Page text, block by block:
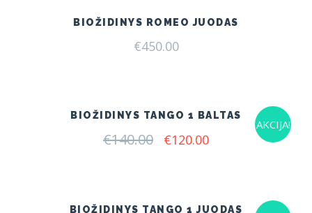
BIOŽIDINYS ROMEO JUODAS
€450.00
AKCIJA!
BIOŽIDINYS TANGO 1 BALTAS
€140.00 Original
€120.00Current
BIOŽIDINYS TANGO 1 JUODAS